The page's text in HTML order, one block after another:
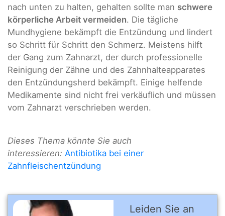
nach unten zu halten, gehalten sollte man schwere
körperliche Arbeit vermeiden. Die tägliche
Mundhygiene bekämpft die Entzündung und lindert
so Schritt für Schritt den Schmerz. Meistens hilft
der Gang zum Zahnarzt, der durch professionelle
Reinigung der Zähne und des Zahnhalteapparates
den Entzündungsherd bekämpft. Einige helfende
Medikamente sind nicht frei verkäuflich und müssen
vom Zahnarzt verschrieben werden.
Dieses Thema könnte Sie auch
interessieren: Antibiotika bei einer
Zahnfleischentzündung
Leiden Sie an